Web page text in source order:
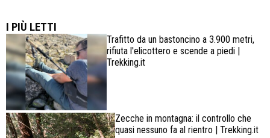
I PIÙ LETTI
Trafitto da un bastoncino a 3.900 metri,
rifiuta l'elicottero e scende a piedi |
Trekking.it
Zecche in montagna: il controllo che
quasi nessuno fa al rientro | Trekking.it